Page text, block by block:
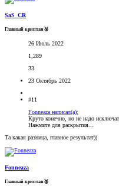
SaS_CR
Главный криптан🥈
26 Июль 2022
1,289
33
23 Октябрь 2022
#11
Fonneaza написал(а):
Круто конечно, но не надо
Нажмите для раскрытия...
Та какая разница, главное результат))
Fonneaza
Главный криптан🥈